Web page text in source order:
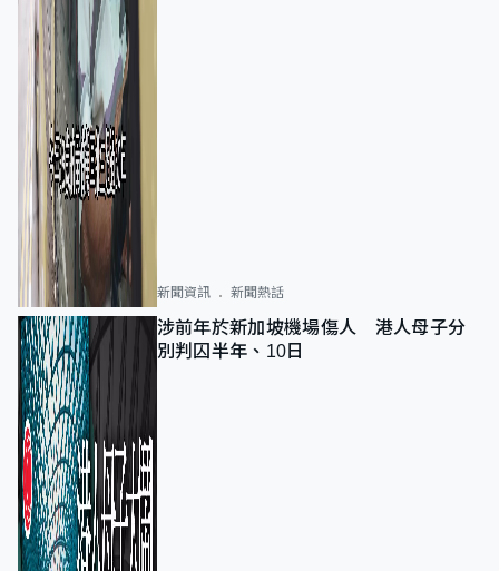
新聞資訊 新聞熱話
涉前年於新加坡機場傷人 港人母子分
別判囚半年、10日